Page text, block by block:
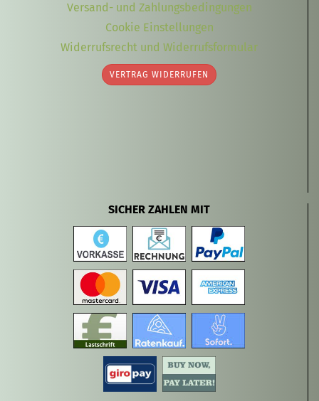
Versand- und Zahlungsbedingungen
Cookie Einstellungen
Widerrufsrecht und Widerrufsformular
VERTRAG WIDERRUFEN
SICHER ZAHLEN MIT